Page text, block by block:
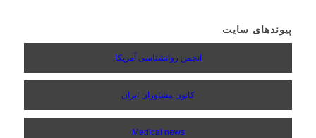
پیوندهای سایت
انجمن روانشناسی آمریکا
کانون مشاوران ایران
Medical news